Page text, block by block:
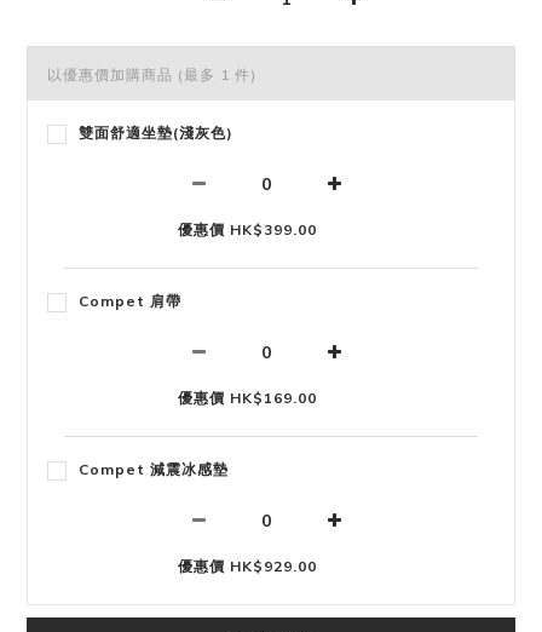
以優惠價加購商品 (最多 1 件)
雙面舒適坐墊(淺灰色)
優惠價 HK$399.00
Compet 肩帶
優惠價 HK$169.00
Compet 減震冰感墊
優惠價 HK$929.00